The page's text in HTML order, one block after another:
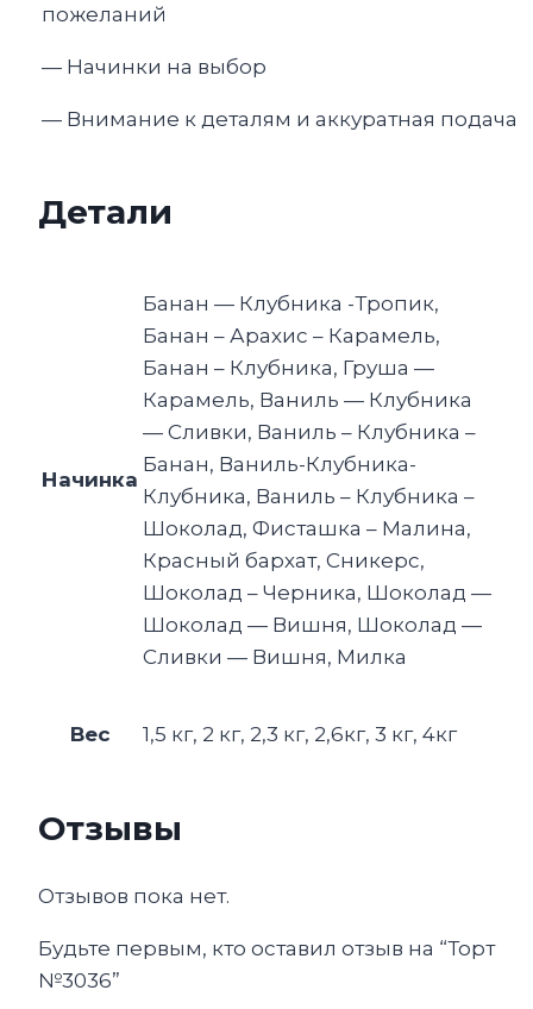
пожеланий
— Начинки на выбор
— Внимание к деталям и аккуратная подача
Детали
Начинка
Банан — Клубника -Тропик,
Банан – Арахис – Карамель,
Банан – Клубника, Груша —
Карамель, Ваниль — Клубника
— Сливки, Ваниль – Клубника –
Банан, Ваниль-Клубника-
Клубника, Ваниль – Клубника –
Шоколад, Фисташка – Малина,
Красный бархат, Сникерс,
Шоколад – Черника, Шоколад —
Шоколад — Вишня, Шоколад —
Сливки — Вишня, Милка
Вес 1,5 кг, 2 кг, 2,3 кг, 2,6кг, 3 кг, 4кг
Отзывы
Отзывов пока нет.
Будьте первым, кто оставил отзыв на “Торт
№3036”